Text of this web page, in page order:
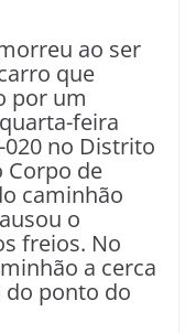
ao ser
que
por um
feira
020 no Distrito
Corpo de
caminhão
o
freios. No
a cerca
ponto do